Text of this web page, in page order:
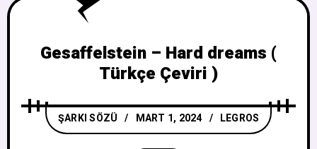
Gesaffelstein – Hard dreams (
Türkçe Çeviri )
ŞARKI SÖZÜ MART 1, 2024 LEGROS